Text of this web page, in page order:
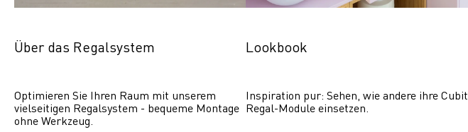
Über das Regalsystem
Optimieren Sie Ihren Raum mit unserem
vielseitigen Regalsystem - bequeme Montage
ohne Werkzeug.
Lookbook
Inspiration pur: Sehen, wie andere ihre Cubit
Regal-Module einsetzen.